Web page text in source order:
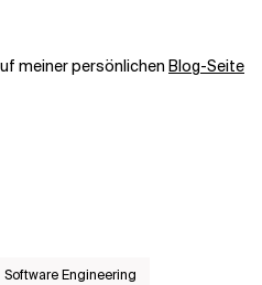
meiner persönlichen Blog-Seite
Software Engineering